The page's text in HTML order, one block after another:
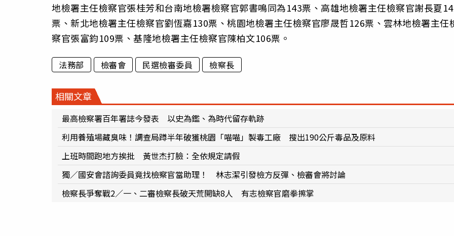
地檢署主任檢察官張桂芳和台南地檢署檢察官郭書鳴同為143票、高雄地檢署主任檢察官謝長夏
票、新北地檢署主任檢察官劉恆嘉130票、桃園地檢署主任檢察官廖晟哲126票、雲林地檢署主任
察官張富鈞109票、基隆地檢署主任檢察官陳柏文106票。
法務部 檢審會 民選檢審委員 檢察長
相關文章
最高檢察署百年署誌今發表 以史為鑑、為時代留存軌跡
利用養殖場藏臭味！調查局蹲半年破獲桃園「喵喵」製毒工廠 搜出190公斤毒品及原料
上班時間跑地方挨批 黃世杰打臉：全依規定請假
獨／國安會諮詢委員竟找檢察官當助理！ 林志潔引發檢方反彈、檢審會將討論
檢察長爭奪戰2／一、二審檢察長破天荒開缺8人 有志檢察官磨拳擦掌